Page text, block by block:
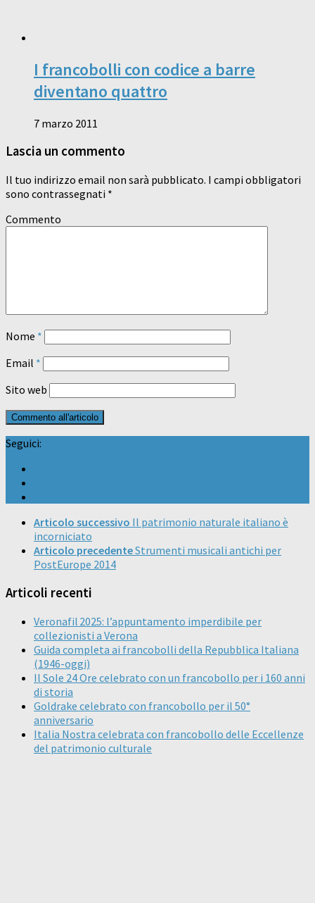
I francobolli con codice a barre
diventano quattro
7 marzo 2011
Lascia un commento
Il tuo indirizzo email non sarà pubblicato. I campi obbligatori
sono contrassegnati *
Commento
Nome *
Email *
Sito web
Seguici:
Articolo successivo Il patrimonio naturale italiano è
incorniciato
Articolo precedenteStrumenti musicali antichi per
PostEurope 2014
Articoli recenti
Veronafil 2025: l’appuntamento imperdibile per
collezionisti a Verona
Guida completa ai francobolli della Repubblica Italiana
(1946-oggi)
Il Sole 24 Ore celebrato con un francobollo per i 160 anni
di storia
Goldrake celebrato con francobollo per il 50°
anniversario
Italia Nostra celebrata con francobollo delle Eccellenze
del patrimonio culturale